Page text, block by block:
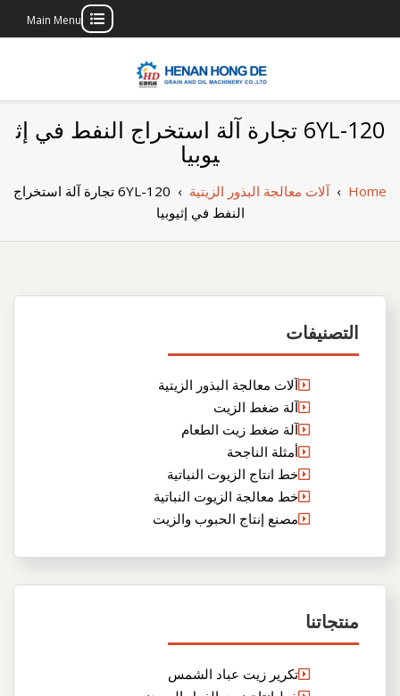
Main Menu
بناء مصنع إنتاج
الزيوت النباتية
الخاص بك
6YL-120 تجارة آلة استخراج النفط في إث
يوبيا
Home
›آلات معالجة البذور الزيتية ›
6YL-120 تجارة آلة استخراج
النفط في إثيوبيا
التصنيفات
آلات معالجة البذور الزيتية
آلة ضغط الزيت
آلة ضغط زيت الطعام
أمثلة الناجحة
خط انتاج الزيوت النباتية
خط معالجة الزيوت النباتية
مصنع إنتاج الحبوب والزيت
منتجاتنا
تكرير زيت عباد الشمس